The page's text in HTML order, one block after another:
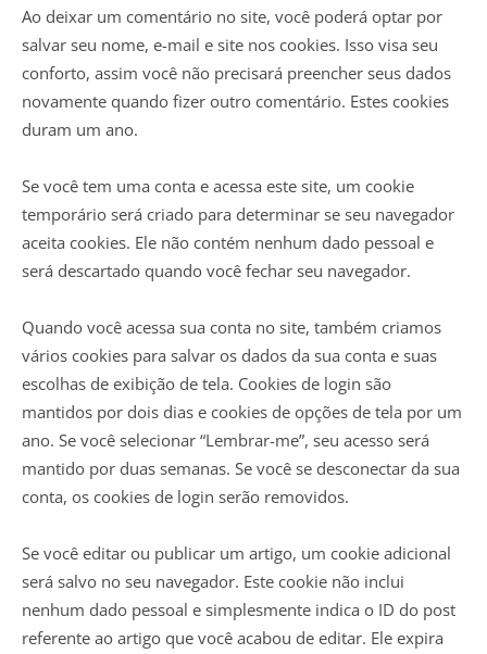
Ao deixar um comentário no site, você poderá optar por
salvar seu nome, e-mail e site nos cookies. Isso visa seu
conforto, assim você não precisará preencher seus dados
novamente quando fizer outro comentário. Estes cookies
duram um ano.
Se você tem uma conta e acessa este site, um cookie
temporário será criado para determinar se seu navegador
aceita cookies. Ele não contém nenhum dado pessoal e
será descartado quando você fechar seu navegador.
Quando você acessa sua conta no site, também criamos
vários cookies para salvar os dados da sua conta e suas
escolhas de exibição de tela. Cookies de login são
mantidos por dois dias e cookies de opções de tela por um
ano. Se você selecionar “Lembrar-me”, seu acesso será
mantido por duas semanas. Se você se desconectar da sua
conta, os cookies de login serão removidos.
Se você editar ou publicar um artigo, um cookie adicional
será salvo no seu navegador. Este cookie não inclui
nenhum dado pessoal e simplesmente indica o ID do post
referente ao artigo que você acabou de editar. Ele expira